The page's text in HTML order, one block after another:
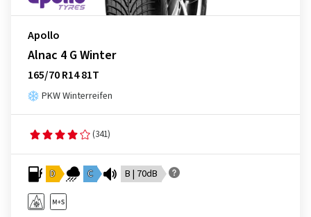
Apollo
Alnac 4 G Winter
165/70 R14 81T
PKW Winterreifen
(341)
D C B | 70dB